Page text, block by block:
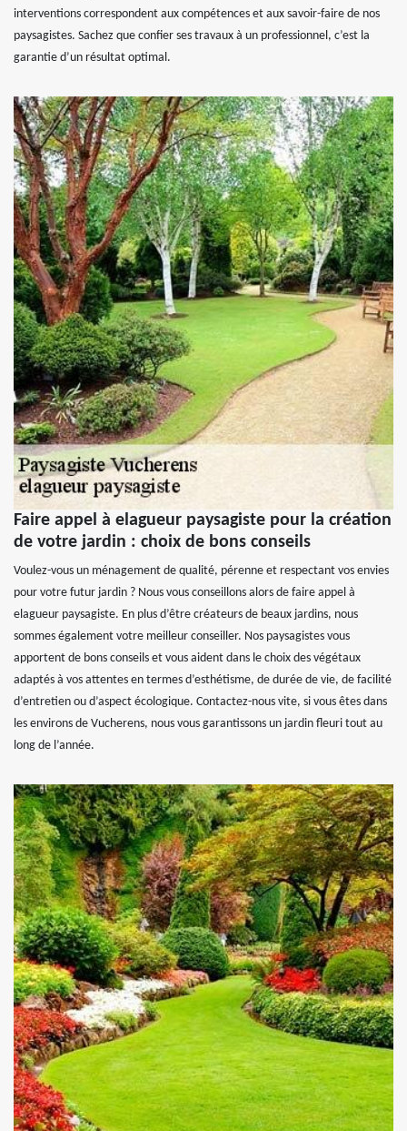
interventions correspondent aux compétences et aux savoir-faire de nos
paysagistes. Sachez que confier ses travaux à un professionnel, c’est la
garantie d’un résultat optimal.
Faire appel à elagueur paysagiste pour la création
de votre jardin : choix de bons conseils
Voulez-vous un ménagement de qualité, pérenne et respectant vos envies
pour votre futur jardin ? Nous vous conseillons alors de faire appel à
elagueur paysagiste. En plus d’être créateurs de beaux jardins, nous
sommes également votre meilleur conseiller. Nos paysagistes vous
apportent de bons conseils et vous aident dans le choix des végétaux
adaptés à vos attentes en termes d’esthétisme, de durée de vie, de facilité
d’entretien ou d’aspect écologique. Contactez-nous vite, si vous êtes dans
les environs de Vucherens, nous vous garantissons un jardin fleuri tout au
long de l’année.